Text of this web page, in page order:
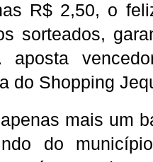
R$ 2,50, o
sorteados,
aposta
do Shopping
mais um
do